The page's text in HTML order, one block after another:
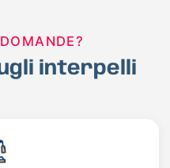
interpelli